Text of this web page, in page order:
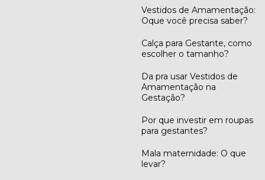
Vestidos de Amamentação:
Oque você precisa saber?
Calça para Gestante, como
escolher o tamanho?
Da pra usar Vestidos de
Amamentação na
Gestação?
Por que investir em roupas
para gestantes?
Mala maternidade: O que
levar?